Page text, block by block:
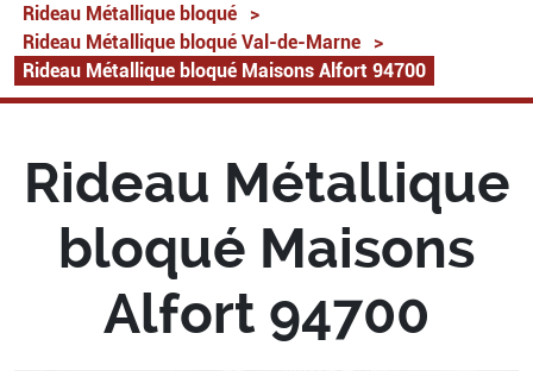
Rideau Métallique bloqué
>
Rideau Métallique bloqué Val-de-Marne
>
Rideau Métallique bloqué Maisons Alfort 94700
Rideau Métallique
bloqué Maisons
Alfort 94700